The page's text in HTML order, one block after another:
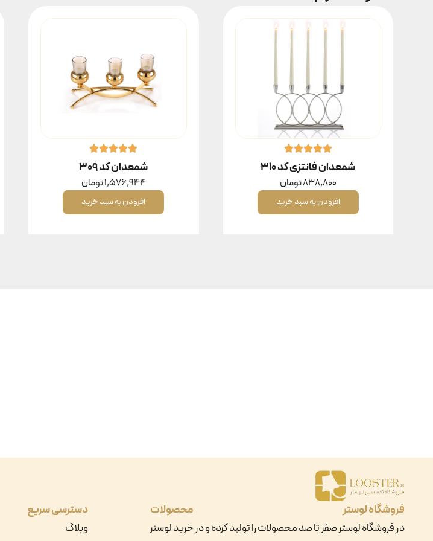
شمعدان فانتزی کد ۳۱۰
838,800تومان
افزودن به سبد خرید
شمعدان کد ۳۰۹
1,576,944تومان
افزودن به سبد خرید
فروشگاه لوستر
در فروشگاه لوستر صفر تا صد محصولات را تولید کرده و در
محصولات
خرید لوستر
دسترسی سریع
وبلاگ